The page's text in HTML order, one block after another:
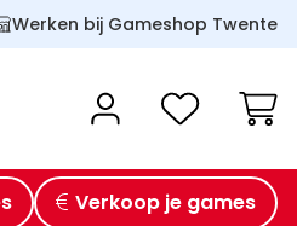
Werken bij Gameshop Twente
Verkoop je games